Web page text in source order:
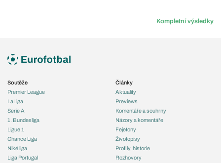
Kompletní výsledky
Soutěže
Premier League
LaLiga
Serie A
1. Bundesliga
Ligue 1
Chance Liga
Niké liga
Liga Portugal
Články
Aktuality
Previews
Komentáře a souhrny
Názory a komentáře
Fejetony
Životopisy
Profily, historie
Rozhovory